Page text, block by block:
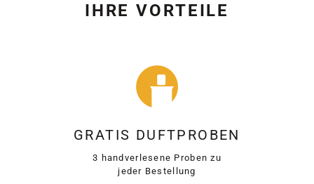
IHRE VORTEILE
GRATIS DUFTPROBEN
3 handverlesene Proben zu
jeder Bestellung